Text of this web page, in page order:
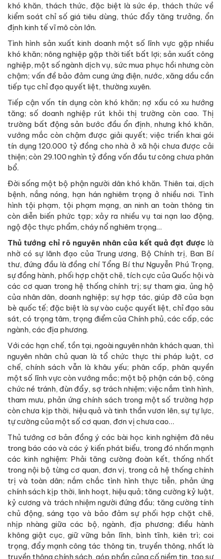
khó khăn, thách thức, đặc biệt là sức ép, thách thức về
kiểm soát chỉ số giá tiêu dùng, thúc đẩy tăng trưởng, ổn
định kinh tế vĩ mô còn lớn.
Tình hình sản xuất kinh doanh một số lĩnh vực gặp nhiều
khó khăn; nông nghiệp gặp thời tiết bất lợi; sản xuất công
nghiệp, một số ngành dịch vụ, sức mua phục hồi nhưng còn
chậm; vấn đề bảo đảm cung ứng điện, nước, xăng dầu cần
tiếp tục chỉ đạo quyết liệt, thường xuyên.
Tiếp cận vốn tín dụng còn khó khăn; nợ xấu có xu hướng
tăng; số doanh nghiệp rút khỏi thị trường còn cao. Thị
trường bất động sản bước đầu ổn định, nhưng khó khăn,
vướng mắc còn chậm được giải quyết; việc triển khai gói
tín dụng 120.000 tỷ đồng cho nhà ở xã hội chưa được cải
thiện; còn 29.100 nghìn tỷ đồng vốn đầu tư công chưa phân
bổ.
Đời sống một bộ phận người dân khó khăn. Thiên tai, dịch
bệnh, nắng nóng, hạn hán nghiêm trọng ở nhiều nơi. Tình
hình tội phạm, tội phạm mạng, an ninh an toàn thông tin
còn diễn biến phức tạp; xảy ra nhiều vụ tai nạn lao động,
ngộ độc thực phẩm, cháy nổ nghiêm trọng…
Thủ tướng chỉ rõ nguyên nhân của kết quả đạt được là
nhờ có sự lãnh đạo của Trung ương, Bộ Chính trị, Ban Bí
thư, đứng đầu là đồng chí Tổng Bí thư Nguyễn Phú Trọng,
sự đồng hành, phối hợp chặt chẽ, tích cực của Quốc hội và
các cơ quan trong hệ thống chính trị; sự tham gia, ủng hộ
của nhân dân, doanh nghiệp; sự hợp tác, giúp đỡ của bạn
bè quốc tế; đặc biệt là sự vào cuộc quyết liệt, chỉ đạo sâu
sát, có trọng tâm, trọng điểm của Chính phủ, các cấp, các
ngành, các địa phương.
Với các hạn chế, tồn tại, ngoài nguyên nhân khách quan, thì
nguyên nhân chủ quan là tổ chức thực thi pháp luật, cơ
chế, chính sách vẫn là khâu yếu; phân cấp, phân quyền
một số lĩnh vực còn vướng mắc; một bộ phận cán bộ, công
chức né tránh, đùn đẩy, sợ trách nhiệm; việc nắm tình hình,
tham mưu, phản ứng chính sách trong một số trường hợp
còn chưa kịp thời, hiệu quả và tinh thần vươn lên, sự tự lực,
tự cường của một số cơ quan, đơn vị chưa cao…
Thủ tướng cơ bản đồng ý các bài học kinh nghiệm đã nêu
trong báo cáo và các ý kiến phát biểu, trong đó nhấn mạnh
các kinh nghiệm: Phải tăng cường đoàn kết, thống nhất
trong nội bộ từng cơ quan, đơn vị, trong cả hệ thống chính
trị và toàn dân; nắm chắc tình hình thực tiễn, phản ứng
chính sách kịp thời, linh hoạt, hiệu quả; tăng cường kỷ luật,
kỷ cương và trách nhiệm người đứng đầu; tăng cường tính
chủ động, sáng tạo và bảo đảm sự phối hợp chặt chẽ,
nhịp nhàng giữa các bộ, ngành, địa phương; điều hành
không giật cục, giữ vững bản lĩnh, bình tĩnh, kiên trì; coi
trọng, đẩy mạnh công tác thông tin, truyền thông, nhất là
truyền thông chính sách, góp phần củng cố niềm tin, tạo sự